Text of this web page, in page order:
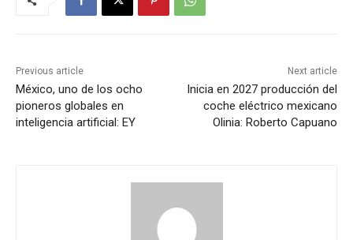
Previous article
México, uno de los ocho
pioneros globales en
inteligencia artificial: EY
Next article
Inicia en 2027 producción del
coche eléctrico mexicano
Olinia: Roberto Capuano